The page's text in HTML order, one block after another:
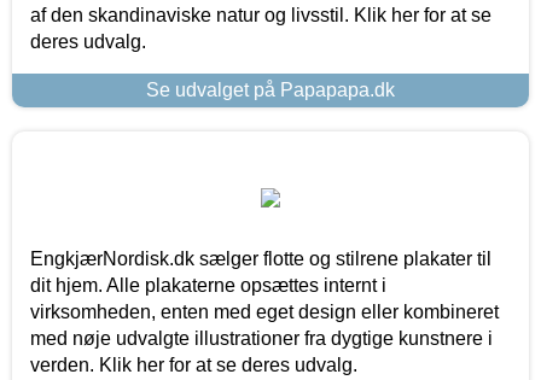
af den skandinaviske natur og livsstil. Klik her for at se
deres udvalg.
Se udvalget på Papapapa.dk
EngkjærNordisk.dk sælger flotte og stilrene plakater til
dit hjem. Alle plakaterne opsættes internt i
virksomheden, enten med eget design eller kombineret
med nøje udvalgte illustrationer fra dygtige kunstnere i
verden. Klik her for at se deres udvalg.